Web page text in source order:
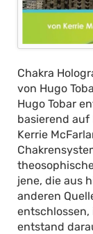
Chakra
von Hugo
Hugo Tobar
basierend auf
Kerrie
jene, die aus
anderen
entstand